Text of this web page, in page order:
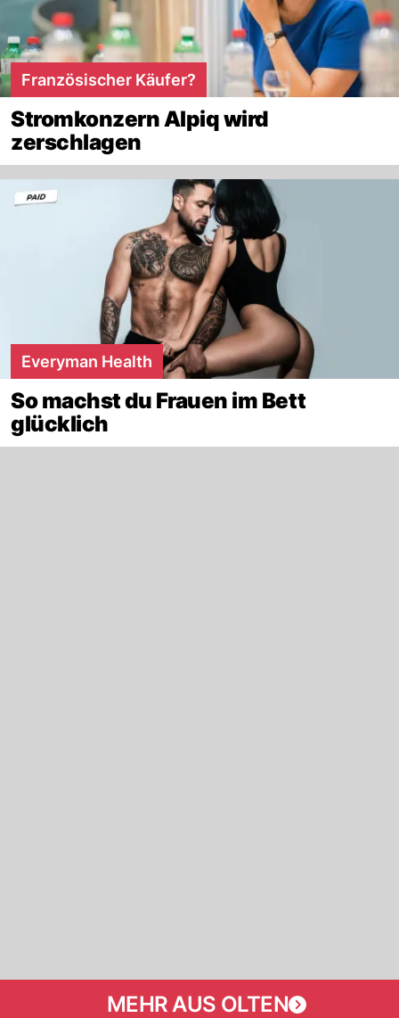
Französischer Käufer?
Stromkonzern Alpiq wird
zerschlagen
Everyman Health
So machst du Frauen im Bett
glücklich
MEHR AUS OLTEN